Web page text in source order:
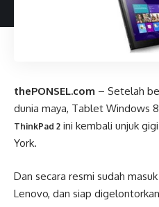
thePONSEL.com – Setelah
dunia maya, Tablet Windows
ThinkPad 2 ini kembali unjuk
York.
Dan secara resmi sudah
Lenovo, dan siap